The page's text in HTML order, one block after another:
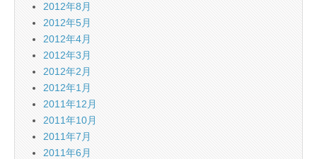
2012年8月
2012年5月
2012年4月
2012年3月
2012年2月
2012年1月
2011年12月
2011年10月
2011年7月
2011年6月